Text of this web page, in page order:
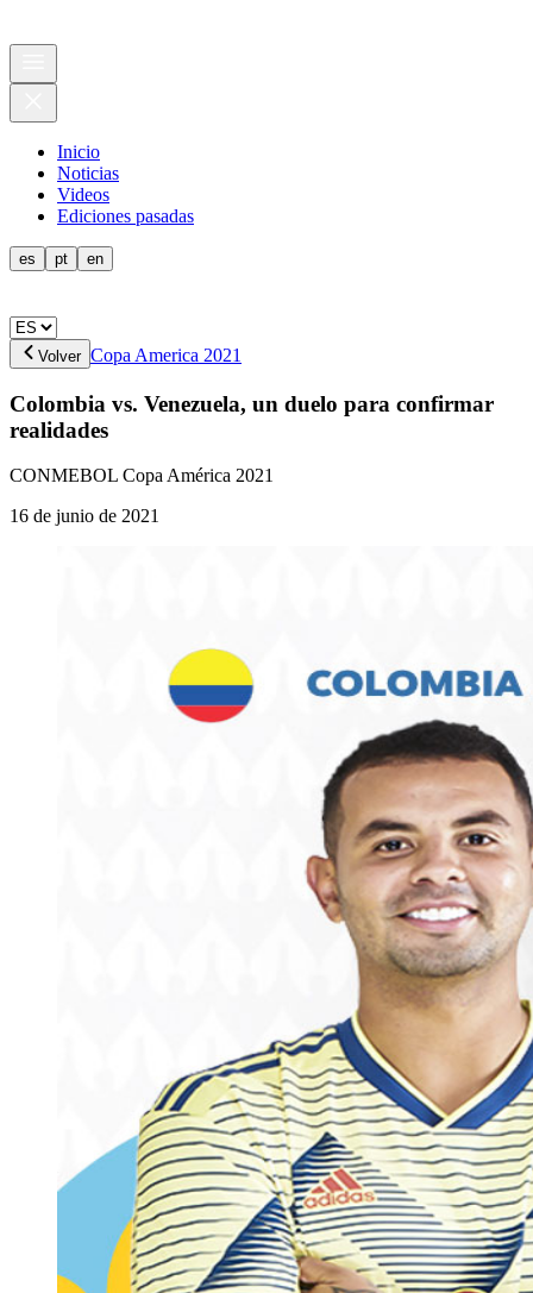
Inicio
Noticias
Videos
Ediciones pasadas
es pt en
Volver Copa America 2021
Colombia vs. Venezuela, un duelo para confirmar
realidades
CONMEBOL Copa América 2021
16 de junio de 2021